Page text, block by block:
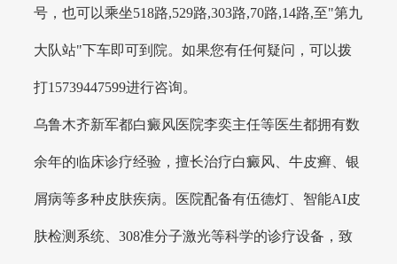
号，也可以乘坐518路,529路,303路,70路,14路,至"第九
大队站"下车即可到院。如果您有任何疑问，可以拨
打15739447599进行咨询。
乌鲁木齐新军都白癜风医院李奕主任等医生都拥有数
余年的临床诊疗经验，擅长治疗白癜风、牛皮癣、银
屑病等多种皮肤疾病。医院配备有伍德灯、智能AI皮
肤检测系统、308准分子激光等科学的诊疗设备，致